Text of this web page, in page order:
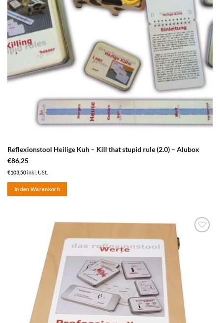
Reflexionstool Heilige Kuh – Kill that stupid rule (2.0) – Alubox
€86,25
€103,50inkl. USt.
In den Warenkorb
Merkzettel
hinzufügen